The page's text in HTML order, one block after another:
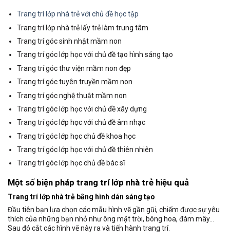
Trang trí lớp nhà trẻ với chủ đề học tập
Trang trí lớp nhà trẻ lấy trẻ làm trung tâm
Trang trí góc sinh nhật mầm non
Trang trí góc lớp học với chủ đề tạo hình sáng tạo
Trang trí góc thư viện mầm non đẹp
Trang trí góc tuyên truyền mầm non
Trang trí góc nghệ thuật mầm non
Trang trí góc lớp học với chủ đề xây dựng
Trang trí góc lớp học với chủ đề âm nhạc
Trang trí góc lớp học chủ đề khoa học
Trang trí góc lớp học với chủ đề thiên nhiên
Trang trí góc lớp học chủ đề bác sĩ
Một số biện pháp trang trí lớp nhà trẻ hiệu quả
Trang trí lớp nhà trẻ bằng hình dán sáng tạo
Đầu tiên bạn lựa chọn các mẫu hình vẽ gần gũi, chiếm được sự yêu
thích của những bạn nhỏ như ông mặt trời, bông hoa, đám mây…
Sau đó cắt các hình vẽ này ra và tiến hành trang trí.